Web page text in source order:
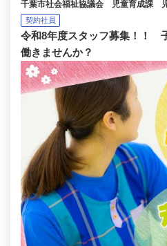
千葉市社会福祉協議会 児童育成課
契約社員
令和8年度スタッフ募集！！
働きませんか？